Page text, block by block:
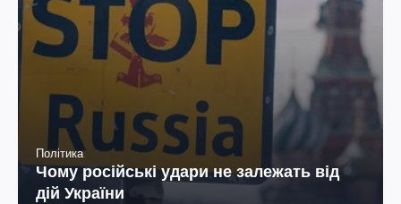
Політика
Чому російські удари не залежать від
дій України